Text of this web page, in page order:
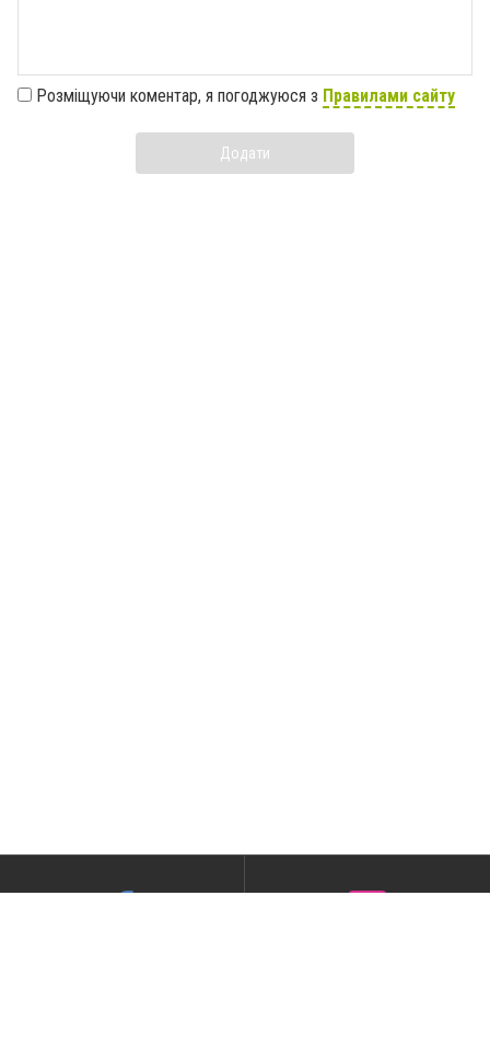
Розміщуючи коментар, я погоджуюся з Правилами сайту
Додати